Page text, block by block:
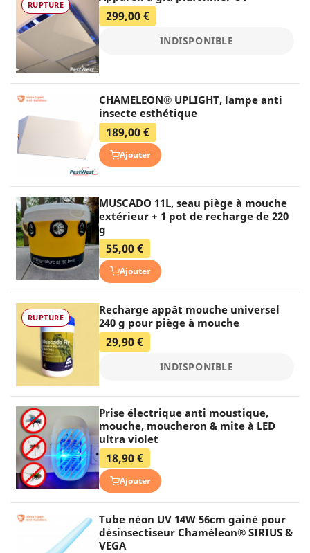
RUPTURE
299,00 €
INDISPONIBLE
CHAMELEON® UPLIGHT, lampe anti
insecte esthétique
189,00 €
Ajouter
MUSCADO 11L, seau piège à mouche
extérieur + 1 pot de recharge de 220
g
55,00 €
Ajouter
RUPTURE
Recharge appât mouche universel
240 g pour piège à mouche
29,90 €
INDISPONIBLE
Prise électrique anti moustique,
mouche, moucheron & mite à LED
ultra violet
18,90 €
Ajouter
Tube néon UV 14W 56cm gainé pour
désinsectiseur Chaméleon® SIRIUS &
VEGA